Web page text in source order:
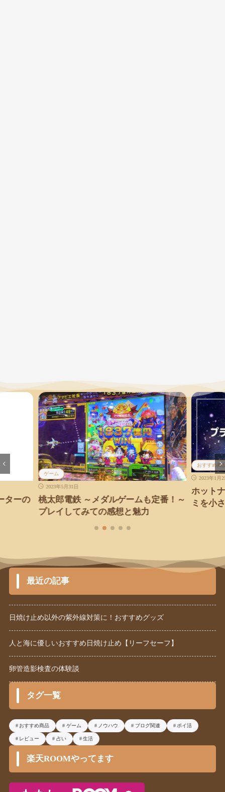
ターの
ゲーム
2023年5月31日
桃太郎電鉄 ～メダルゲームも定番！～
プレイしてみての感想と魅力
おすすめ商
2023年1月
ホット
ミを小
最近の記事
日焼け止め以外の紫外線対策に！おすすめグッズ
人と海に優しいおすすめ日焼け止め【リーフセーフ】
卵管造影検査の体験談
タグ一覧
おすすめ商品 ゲーム ノウハウ ブログ関連 ポイ活
レビュー 占い 生活
楽天ROOMやってます